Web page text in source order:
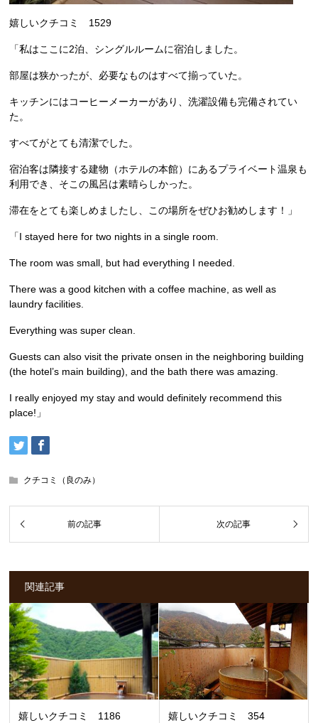
嬉しいクチコミ 1529
「私はここに2泊、シングルルームに宿泊しました。
部屋は狭かったが、必要なものはすべて揃っていた。
キッチンにはコーヒーメーカーがあり、洗濯設備も完備されてい
た。
すべてがとても清潔でした。
宿泊客は隣接する建物（ホテルの本館）にあるプライベート温泉も
利用でき、そこの風呂は素晴らしかった。
滞在をとても楽しめましたし、この場所をぜひお勧めします！」
「I stayed here for two nights in a single room.
The room was small, but had everything I needed.
There was a good kitchen with a coffee machine, as well as
laundry facilities.
Everything was super clean.
Guests can also visit the private onsen in the neighboring building
(the hotel’s main building), and the bath there was amazing.
I really enjoyed my stay and would definitely recommend this
place!」
クチコミ（良のみ）
関連記事
嬉しいクチコミ 1186 嬉しいクチコミ 354